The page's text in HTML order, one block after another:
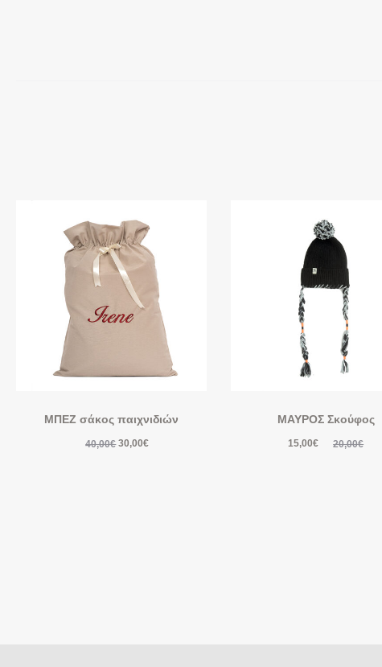
ΜΠΕΖ σάκος παιχνιδιών
40,00€ 30,00€
ΜΑΥΡΟΣ Σκούφος
20,00€
15,00€